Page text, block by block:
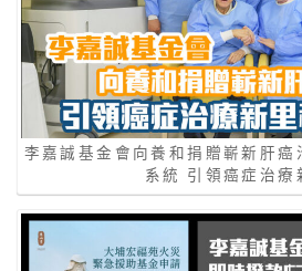
李嘉誠基金會向養和捐贈嶄新肝
系統 引領癌症治療